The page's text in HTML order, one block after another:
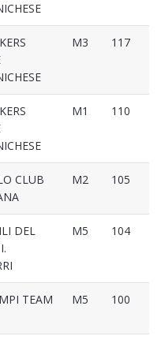
M3 117
M1 110
CLUB
M2 105
DEL
M5 104
TEAM
M5 100